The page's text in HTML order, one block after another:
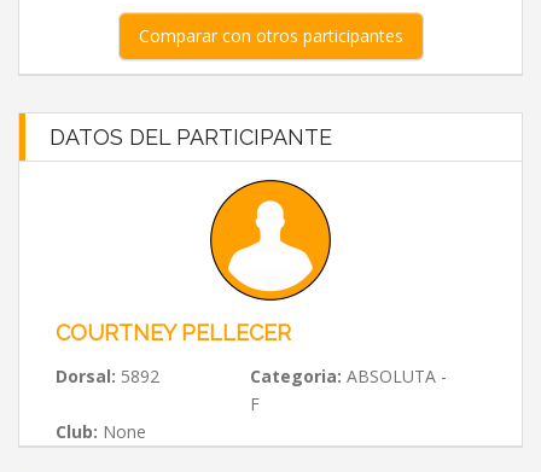
Comparar con otros participantes
DATOS DEL PARTICIPANTE
COURTNEY PELLECER
Dorsal: 5892 Categoria: ABSOLUTA -
F
Club: None